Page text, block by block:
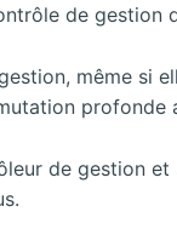
de gestion
même si
de gestion et